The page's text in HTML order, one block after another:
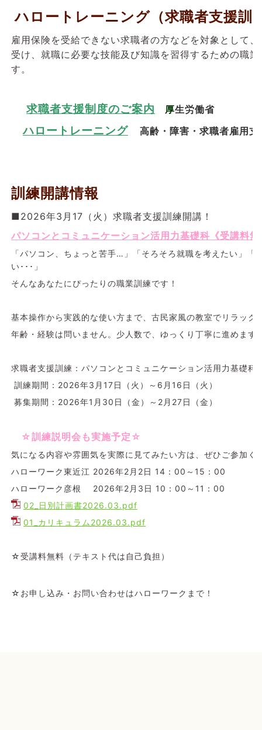
ハロートレーニング（求職者支援訓
雇用保険を受給できない求職者の方などを対象として
受け、就職に必要な技能及び知識を習得するための職
す。
求職者支援制度のご案内 厚生労働省
ハロー トレーニング 高齢・障害・求職者雇用支
訓練開講情報
■2026年3月17（火）求職者支援訓練開講！
パソコンとコミュニケーション活用力基礎科《受講料
「パソコン、ちょっと苦手…」「そろそろ就職を考えたい」「
い･･･」
そんなあなたにぴったりの職業訓練です！
基本操作から実践的な使い方まで、古民家風の教室でリラック
年齢・経験は問いません。少人数で、ゆっくり丁寧に進めます
求職者支援訓練：パソコンとコミュニケーション活用力基礎科
訓練期間：2026年3月17日（火）～6月16日（火）
募集期間：2026年1月30日（金）～2月27日（金）
☆訓練説明会も実施予定☆
気になる内容や雰囲気を実際に見てみたい方は、ぜひご参加く
ハローワーク東近江 2026年2月2日 14：00～15：00
ハローワーク彦根 2026年2月3日 10：00～11：00
02_日別計画書2026.03.pdf
01_カリキュラム2026.03.pdf
☆受講料無料（テキスト代は自己負担）
☆お申し込み・お問い合わせはハローワークまで！